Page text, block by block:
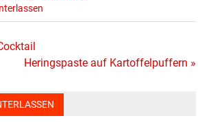
Heringspaste auf Kartoffelpuffern »